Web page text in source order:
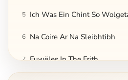
5 Ich Was Ein Chint So
6 Na Coire Ar Na Sleibhtibh
7 Fuwëles In The Frith